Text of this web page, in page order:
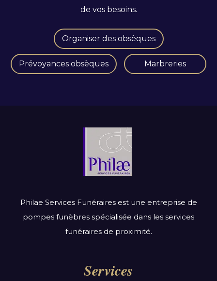
de vos besoins.
Organiser des obsèques
Prévoyances obsèques Marbreries
Philae Services Funéraires est une entreprise de
pompes funèbres spécialisée dans les services
funéraires de proximité.
Services